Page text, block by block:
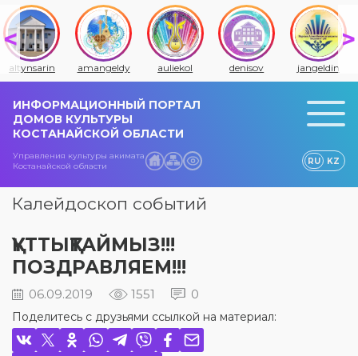
altynsarin amangeldy auliekol denisov jangeldin
ИНФОРМАЦИОННЫЙ ПОРТАЛ
ДОМОВ КУЛЬТУРЫ
КОСТАНАЙСКОЙ ОБЛАСТИ
Управления культуры акимата
Костанайской области
RU KZ
Калейдоскоп событий
ҚҰТТЫҚТАЙМЫЗ!!!
ПОЗДРАВЛЯЕМ!!!
06.09.2019 1551 0
Поделитесь с друзьями ссылкой на материал: